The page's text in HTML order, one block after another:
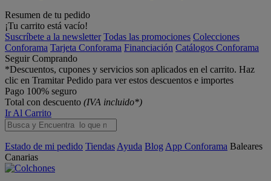
Resumen de tu pedido
¡Tu carrito está vacío!
Suscríbete a la newsletter Todas las promociones Colecciones
Conforama Tarjeta Conforama Financiación Catálogos Conforama
Seguir Comprando
*Descuentos, cupones y servicios son aplicados en el carrito. Haz
clic en Tramitar Pedido para ver estos descuentos e importes
Pago 100% seguro
Total con descuento (IVA incluido*)
Ir Al Carrito
Estado de mi pedido Tiendas Ayuda Blog App Conforama Baleares
Canarias